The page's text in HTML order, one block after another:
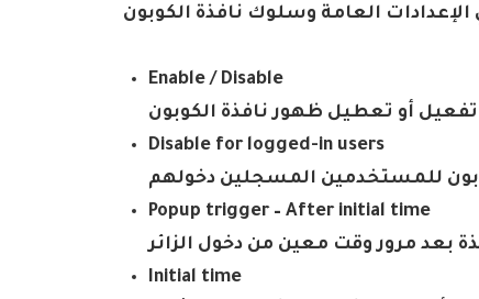
العامة وسلوك نافذة الكوبون
Enable / Disable
تفعيل أو تعطيل ظهور نافذة الكوبون
Disable for logged-in users
للمستخدمين المسجلين دخولهم
Popup trigger – After initial time
بعد مرور وقت معين من دخول الزائر
Initial time